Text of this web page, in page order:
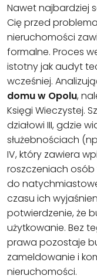
Nawet najbardziej
Cię przed
nieruchomości
formalne. Proces
istotny jak audyt
wcześniej.
domu w Opolu,
Księgi Wieczystej.
działowi III, gdzie
służebnościach
IV, który zawiera
roszczeniach
do
czasu ich
potwierdzenie, że
użytkowanie. Bez
prawa pozostaje
zameldowanie i
nieruchomości.